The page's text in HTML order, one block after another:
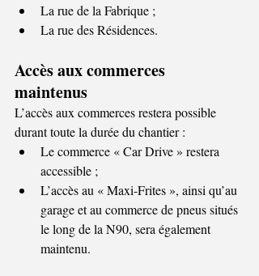
La rue de la Fabrique ;
La rue des Résidences.
Accès aux commerces
maintenus
L’accès aux commerces restera possible
durant toute la durée du chantier :
Le commerce « Car Drive » restera
accessible ;
L’accès au « Maxi-Frites », ainsi qu’au
garage et au commerce de pneus situés
le long de la N90, sera également
maintenu.